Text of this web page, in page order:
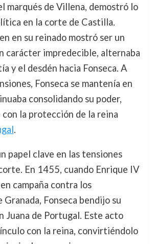
marqués de Villena, demostró lo
en la corte de Castilla.
en su reinado mostró ser un
carácter impredecible, alternaba
y el desdén hacia Fonseca. A
Fonseca se mantenía en
consolidando su poder,
la protección de la reina
.
papel clave en las tensiones
En 1455, cuando Enrique IV
campaña contra los
Granada, Fonseca bendijo su
Juana de Portugal. Este acto
con la reina, convirtiéndolo